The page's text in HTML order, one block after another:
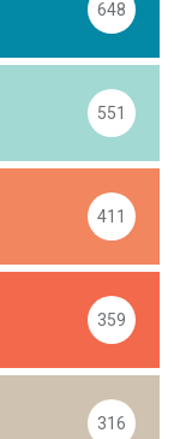
648
551
411
359
316